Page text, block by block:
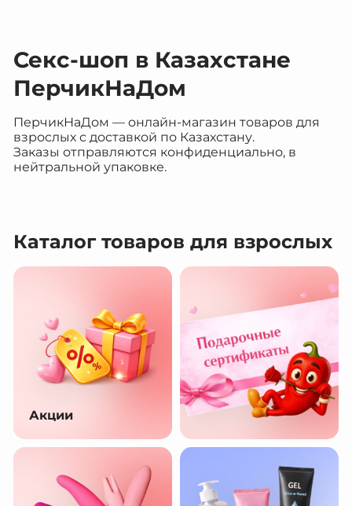
Секс-шоп в Казахстане
ПерчикНаДом
ПерчикНаДом — онлайн-магазин товаров для
взрослых с доставкой по Казахстану.
Заказы отправляются конфиденциально, в
нейтральной упаковке.
Каталог товаров для взрослых
Акции